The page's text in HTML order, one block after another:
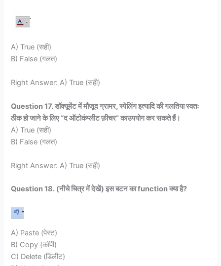
A) True (सही)
B) False (गलत)
Right Answer: A) True (सही)
Question 17. डॉक्यूमेंट में मौजूद ग्रामर, स्पेलिंग इत्यादि की गलतिया स्वतः
ठीक हो जाने के लिए “द ऑटोकंप्लीट फ़ीचर” काउपयोग कर सकते हैं।
A) True (सही)
B) False (गलत)
Right Answer: A) True (सही)
Question 18. (नीचे चित्र में देखें) इस बटन का function क्या है?
A) Paste (पेस्ट)
B) Copy (कॉपी)
C) Delete (डिलीट)